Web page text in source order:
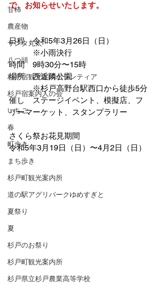
甘柿
農産物
サンタ丸太
八つ頭
杉戸宿観光案内ボランティア
杉戸宿案内人の会
いちご
春
町歩き
まち歩き
杉戸町観光案内所
道の駅アグリパークゆめすぎと
夏祭り
夏
杉戸のお祭り
杉戸町観光案内所
杉戸県立杉戸農業高等学校
で、お知らせいたします。
日程　令和5年3月26日（日）
※小雨決行
時間　9時30分〜15時
場所　西近隣公園
※杉戸高野台駅西口から徒歩5分
催し　ステージイベント、模擬店、フ
リーマーケット、スタンプラリー
さくら祭お花見期間
令和5年3月19日（日）〜4月2日（日）